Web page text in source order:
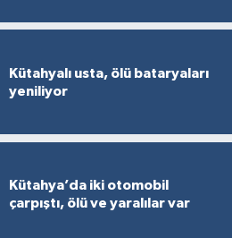
Kütahyalı usta, ölü bataryaları
yeniliyor
Kütahya’da iki otomobil
çarpıştı, ölü ve yaralılar var